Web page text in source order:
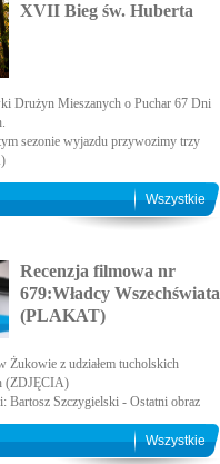
XVII Bieg św. Huberta
Drużyn Mieszanych o Puchar 67 Dni
sezonie wyjazdu przywozimy trzy
Wszystkie
Recenzja filmowa nr
679:Władcy Wszechświata
(PLAKAT)
Żukowie z udziałem tucholskich
(ZDJĘCIA)
Bartosz Szczygielski - Ostatni obraz
Wszystkie